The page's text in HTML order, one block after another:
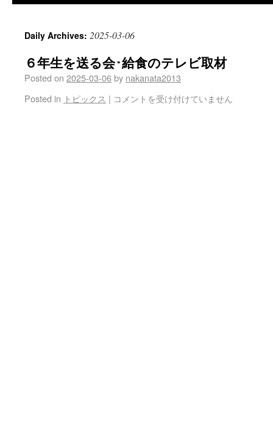
Daily Archives: 2025-03-06
６年生を送る会･給食のテレビ取材
Posted on 2025-03-06by nakanata2013
Posted in トピックス | コメントを受け付けていません